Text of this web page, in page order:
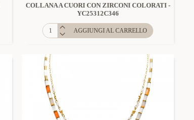
COLLANA A CUORI CON ZIRCONI COLORATI -
YC25312C346
AGGIUNGI AL CARRELLO